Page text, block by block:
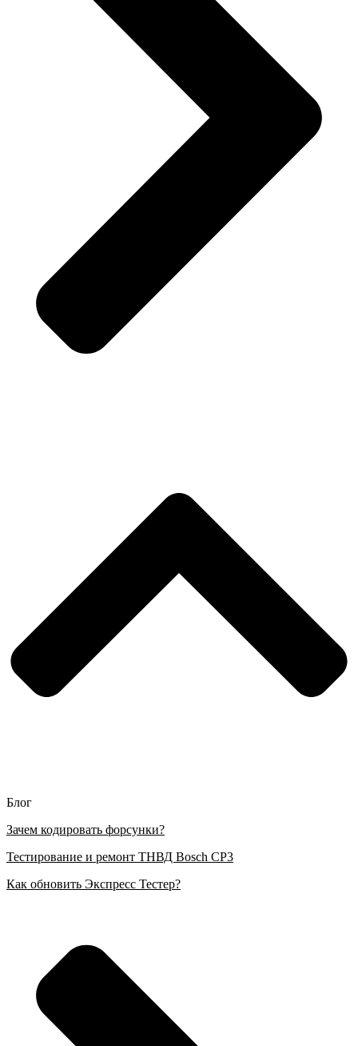
Блог
Зачем кодировать форсунки?
Тестирование и ремонт ТНВД Bosch CP3
Как обновить Экспресс Тестер?